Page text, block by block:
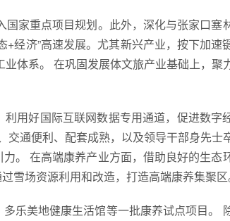
家重点项目规划。此外，深化与张家口塞
经济”高速发展。尤其新兴产业，按下加速
业体系。 在巩固发展体文旅产业基础上，聚
用好国际互联网数据专用通道，促进数字
通便利、配套成熟，以及领导干部身先士
。 在高端康养产业方面，借助良好的生态
雪场资源利用和改造，打造高端康养集聚区
乐美地健康生活馆等一批康养试点项目。